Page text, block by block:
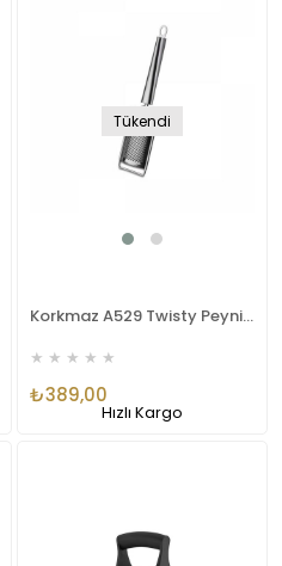
Tükendi
Korkmaz A529 Twisty Peynir Rendesi
★ ★ ★ ★ ★
₺389,00
Hızlı Kargo